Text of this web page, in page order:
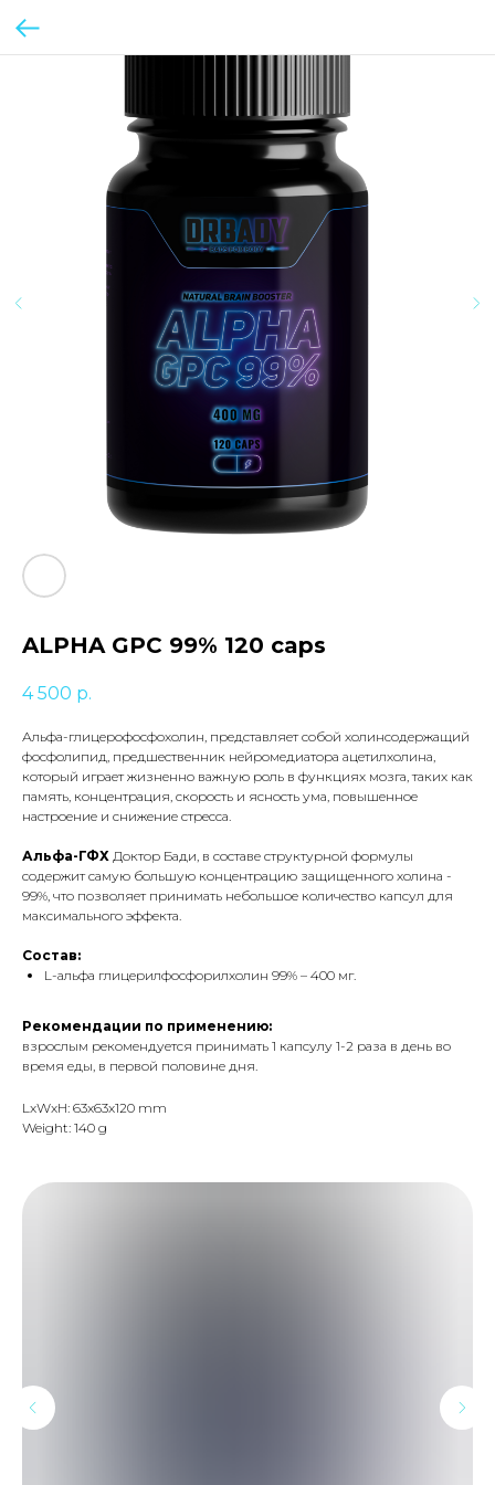
ALPHA GPC 99% 120 caps
4 500 р.
Альфа-глицерофосфохолин, представляет собой холинсодержащий
фосфолипид, предшественник нейромедиатора ацетилхолина,
который играет жизненно важную роль в функциях мозга, таких как
память, концентрация, скорость и ясность ума, повышенное
настроение и снижение стресса.
Альфа-ГФХ Доктор Бади, в составе структурной формулы
содержит самую большую концентрацию защищенного холина -
99%, что позволяет принимать небольшое количество капсул для
максимального эффекта.
Состав:
L-альфа глицерилфосфорилхолин 99% – 400 мг.
Рекомендации по применению:
взрослым рекомендуется принимать 1 капсулу 1-2 раза в день во
время еды, в первой половине дня.
LxWxH: 63x63x120 mm
Weight: 140 g